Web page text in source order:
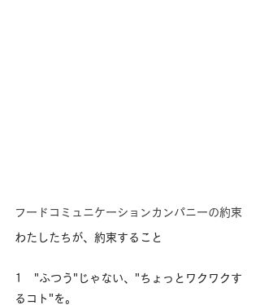
フードコミュニケーションカンパニーの約束
わたしたちが、約束すること
1　"ふつう"じゃない、"ちょっとワクワクす
るコト"を。